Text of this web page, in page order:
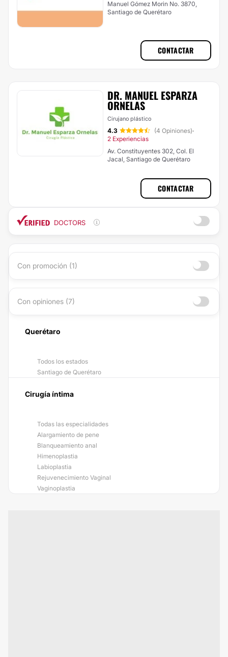
Manuel Gómez Morin No. 3870,
Santiago de Querétaro
CONTACTAR
DR. MANUEL ESPARZA
ORNELAS
Cirujano plástico
4.3 (4 Opiniones)·
2 Experiencias
Av. Constituyentes 302, Col. El
Jacal, Santiago de Querétaro
CONTACTAR
DOCTORS
Con promoción (1)
Con opiniones (7)
Querétaro
Todos los estados
Santiago de Querétaro
Cirugía íntima
Todas las especialidades
Alargamiento de pene
Blanqueamiento anal
Himenoplastia
Labioplastia
Rejuvenecimiento Vaginal
Vaginoplastia